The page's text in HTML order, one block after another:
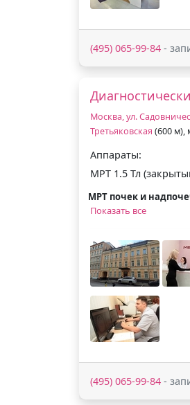
(495) 065-99-84 -
Москва, ул.
Третьяковская (600 м),
Аппараты:
МРТ 1.5 Тл
МРТ почек и
Показать все
(495) 065-99-84 -